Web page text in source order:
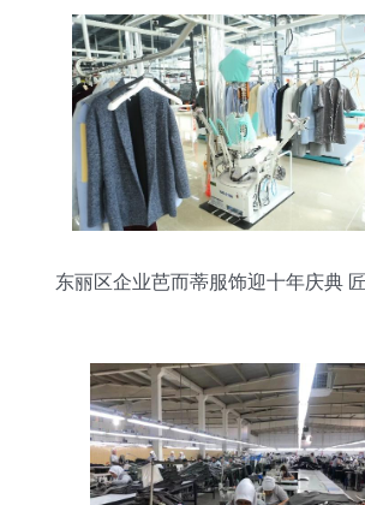
东丽区企业芭而蒂服饰迎十年庆典